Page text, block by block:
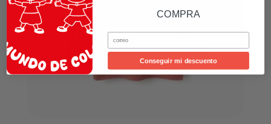
COMPRA
Email
Conseguir mi descuento